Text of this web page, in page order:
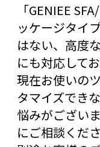
「GENIEE
ッケージタイ
はない、高度
にも対応してお
現在お使いの
タマイズでき
悩みがござい
にご相談くださ